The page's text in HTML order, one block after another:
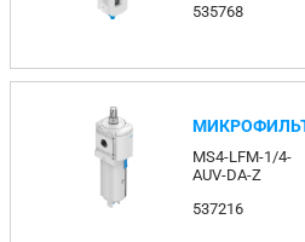
535768
MS4-LFM-1/4-
AUV-DA-Z
537216